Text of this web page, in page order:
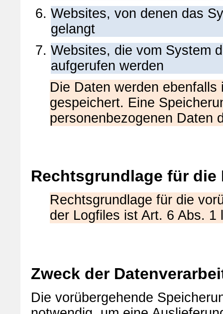
Websites, von denen das
gelangt
Websites, die vom System
aufgerufen werden
Die Daten werden
gespeichert. Eine
personenbezogenen Daten
Rechtsgrundlage für die
Rechtsgrundlage für die
der Logfiles ist Art. 6 Abs. 1
Zweck der
Die vorübergehende